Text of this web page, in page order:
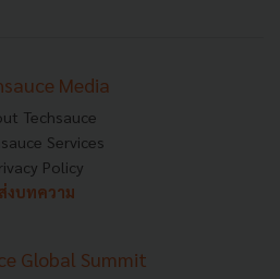
Media
Techsauce
Services
Policy
ส่งบทความ
Global Summit